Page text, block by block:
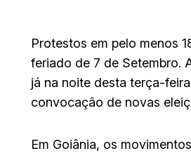
Protestos em pelo menos
feriado de 7 de Setembro.
já na noite desta terça-
convocação de novas
Em Goiânia, os